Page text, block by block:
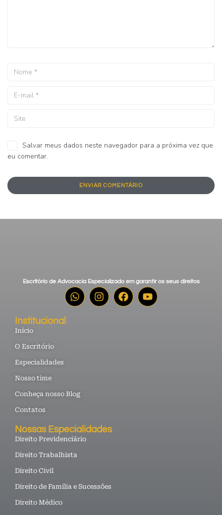
Salvar meus dados neste navegador para a próxima vez que
eu comentar.
Escritório de Advocacia Especializado em garantir os seus direitos
Institucional
Início
O Escritório
Especialidades
Nosso time
Conheça nosso Blog
Contatos
Nossas Especialidades
Direito Previdenciário
Direito Trabalhista
Direito Civil
Direito de Família e Sucessões
Direito Médico